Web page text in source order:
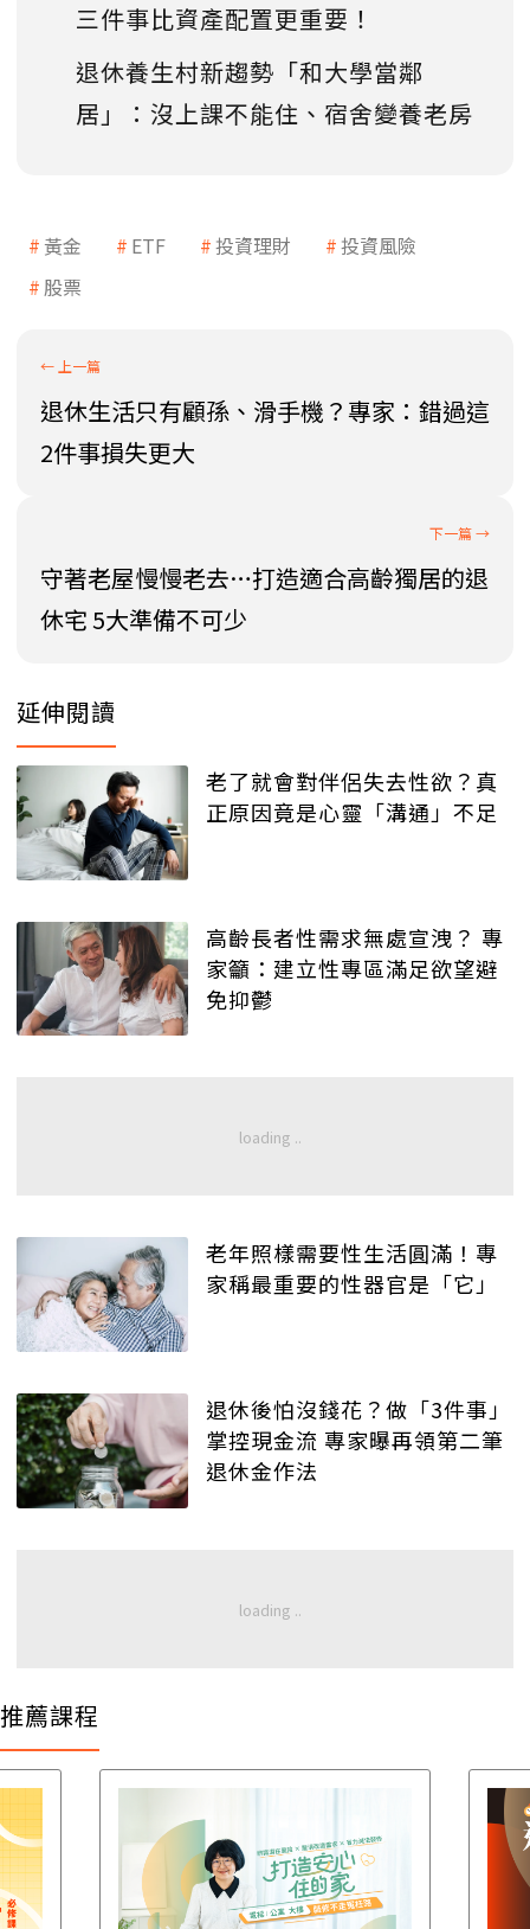
三件事比資產配置更重要！
退休養生村新趨勢「和大學當鄰
居」：沒上課不能住、宿舍變養老房
黃金 ETF 投資理財
投資風險
股票
退休生活只有顧孫、滑手機？專家：錯過這
2件事損失更大
守著老屋慢慢老去…打造適合高齡獨居的退
休宅 5大準備不可少
延伸閱讀
老了就會對伴侶失去性欲？真
正原因竟是心靈「溝通」不足
高齡長者性需求無處宣洩？ 專
家籲：建立性專區滿足欲望避
免抑鬱
老年照樣需要性生活圓滿！專
家稱最重要的性器官是「它」
退休後怕沒錢花？做「3件事」
掌控現金流 專家曝再領第二筆
退休金作法
推薦課程